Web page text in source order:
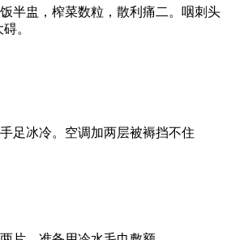
半盅，榨菜数粒，散利痛二。咽刺头
。
足冰冷。空调加两层被褥挡不住